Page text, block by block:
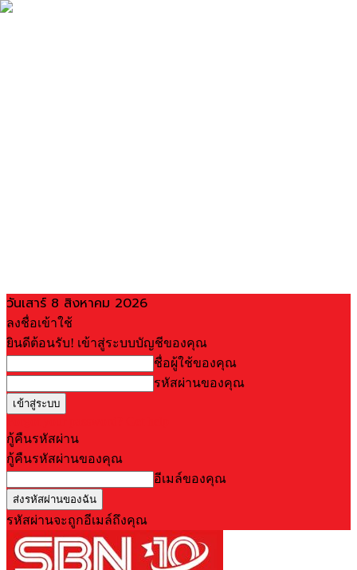
วันเสาร์ 8 สิงหาคม 2026
ลงชื่อเข้าใช้
ยินดีต้อนรับ! เข้าสู่ระบบบัญชีของคุณ
ชื่อผู้ใช้ของคุณ
รหัสผ่านของคุณ
กู้คืนรหัสผ่าน
กู้คืนรหัสผ่านของคุณ
อีเมล์ของคุณ
รหัสผ่านจะถูกอีเมล์ถึงคุณ